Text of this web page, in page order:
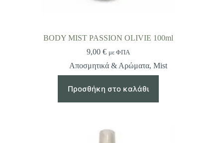
BODY MIST PASSION OLIVIE 100ml
9,00 € με ΦΠΑ
Αποσμητικά & Αρώματα, Mist
Προσθήκη στο καλάθι